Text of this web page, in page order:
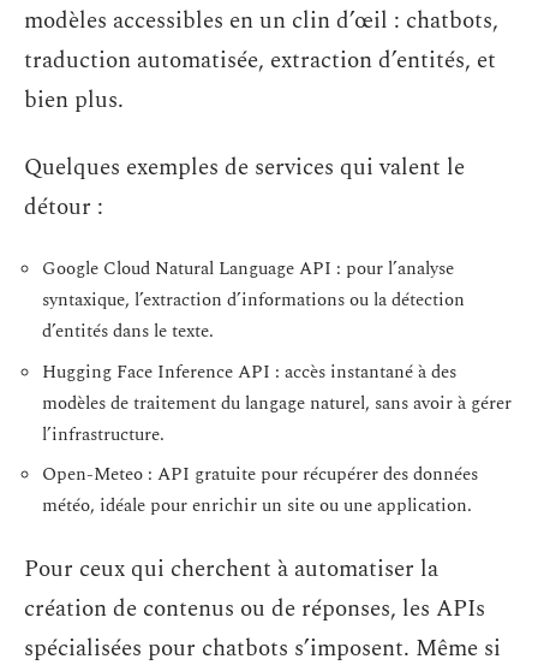
modèles accessibles en un clin d’œil : chatbots,
traduction automatisée, extraction d’entités, et
bien plus.
Quelques exemples de services qui valent le
détour :
Google Cloud Natural Language API : pour l’analyse
syntaxique, l’extraction d’informations ou la détection
d’entités dans le texte.
Hugging Face Inference API : accès instantané à des
modèles de traitement du langage naturel, sans avoir à gérer
l’infrastructure.
Open-Meteo : API gratuite pour récupérer des données
météo, idéale pour enrichir un site ou une application.
Pour ceux qui cherchent à automatiser la
création de contenus ou de réponses, les APIs
spécialisées pour chatbots s’imposent. Même si